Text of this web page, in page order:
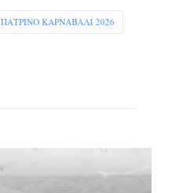
ΠΑΤΡΙΝΟ ΚΑΡΝΑΒΑΛΙ 2026